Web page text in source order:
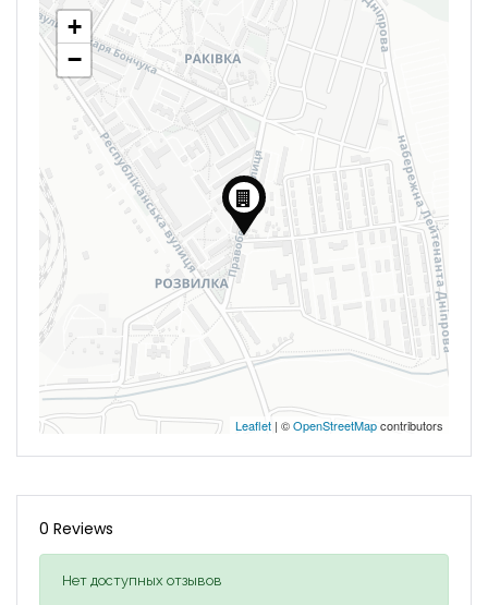
+
−
Leaflet | ©OpenStreetMapcontributors
0 Reviews
Нет доступных отзывов